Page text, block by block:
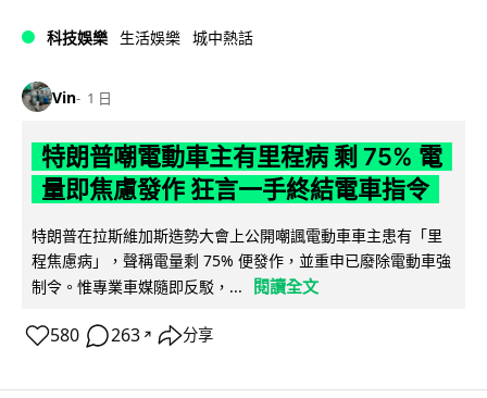
科技娛樂 生活娛樂 城中熱話
Vin 1 日
特朗普嘲電動車主有里程病 剩 75% 電
量即焦慮發作 狂言一手終結電車指令
特朗普在拉斯維加斯造勢大會上公開嘲諷電動車車主患有「里
程焦慮病」，聲稱電量剩 75% 便發作，並重申已廢除電動車強
制令。惟專業車媒隨即反駁，...
閱讀全文
580 263 ↗ 分享